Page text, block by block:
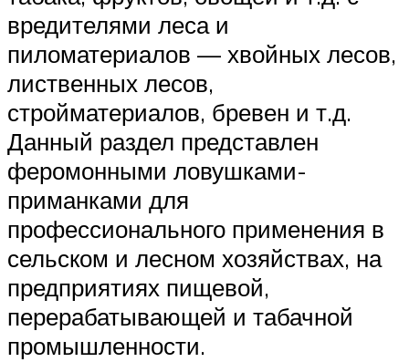
вредителями леса и
пиломатериалов — хвойных лесов,
лиственных лесов,
стройматериалов, бревен и т.д.
Данный раздел представлен
феромонными ловушками-
приманками для
профессионального применения в
сельском и лесном хозяйствах, на
предприятиях пищевой,
перерабатывающей и табачной
промышленности.